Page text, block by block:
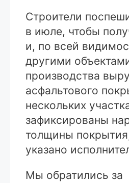
Строители
в июле, чтобы
и, по всей
другими
производства
асфальтового
нескольких
зафиксированы
толщины
указано
Мы обратились за